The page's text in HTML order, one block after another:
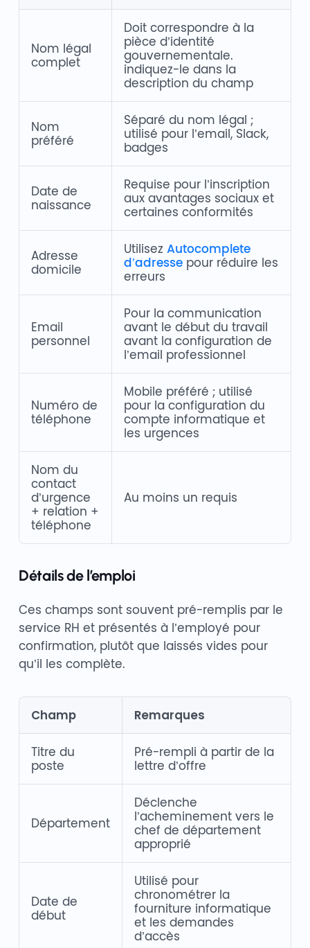
Nom légal
complet
Doit correspondre à la
pièce d’identité
gouvernementale.
indiquez-le dans la
description du champ
Nom
préféré
Séparé du nom légal ;
utilisé pour l’email, Slack,
badges
Date de
naissance
Requise pour l’inscription
aux avantages sociaux et
certaines conformités
Adresse
domicile
Utilisez Autocomplete
d’adressepour réduire les
erreurs
Email
personnel
Pour la communication
avant le début du travail
avant la configuration de
l’email professionnel
Numéro de
téléphone
Mobile préféré ; utilisé
pour la configuration du
compte informatique et
les urgences
Nom du
contact
d’urgence
+ relation +
téléphone
Au moins un requis
Détails de l’emploi
Ces champs sont souvent pré-remplis par le
service RH et présentés à l’employé pour
confirmation, plutôt que laissés vides pour
qu’il les complète.
Champ Remarques
Titre du
poste
Pré-rempli à partir de la
lettre d’offre
Département
Déclenche
l’acheminement vers le
chef de département
approprié
Date de
début
Utilisé pour
chronométrer la
fourniture informatique
et les demandes
d’accès